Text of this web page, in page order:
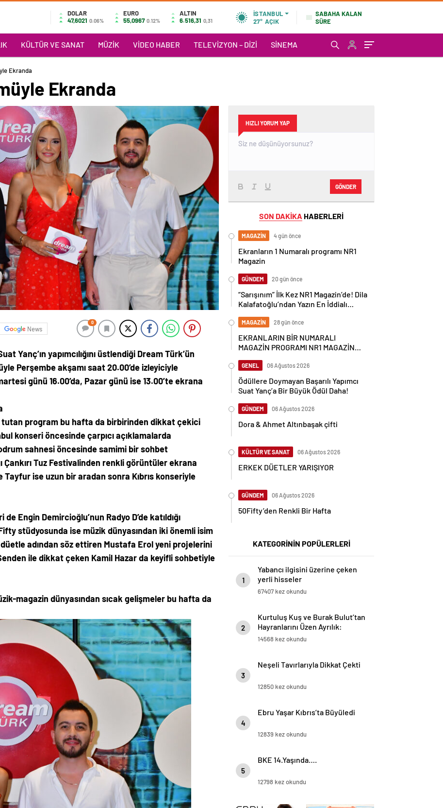
DOLAR
47,6021 0.06%
EURO
55,0967 0.12%
ALTIN
6.516,31 0,31
İSTANBUL
27° AÇIK
SABAHA KALAN
SÜRE
KÜLTÜR VE SANAT MÜZIK VIDEO HABER TELEVIZYON – DIZI SINEMA
Ekranda
Ekranda
News
0
Yanç’ın yapımcılığını üstlendiği Dream Türk’ün
Perşembe akşamı saat 20.00’de izleyiciyle
günü 16.00’da, Pazar günü ise 13.00’te ekrana
tutan program bu hafta da birbirinden dikkat çekici
konseri öncesinde çarpıcı açıklamalarda
sahnesi öncesinde samimi bir sohbet
Çankırı Tuz Festivalinden renkli görüntüler ekrana
Tayfur ise uzun bir aradan sonra Kıbrıs konseriyle
Engin Demircioğlu’nun Radyo D’de katıldığı
stüdyosunda ise müzik dünyasından iki önemli isim
düetle adından söz ettiren Mustafa Erol yeni projelerini
ile dikkat çeken Kamil Hazar da keyifli sohbetiyle
magazin dünyasından sıcak gelişmeler bu hafta da
HIZLI YORUM YAP
GÖNDER
SON DAKİKA HABERLERİ
MAGAZİN 4 gün önce
Ekranların 1 Numaralı programı NR1
Magazin
GÜNDEM 20 gün önce
“Sarışınım” İlk Kez NR1 Magazin’de! Dila
Kalafatoğlu’ndan Yazın En İddialı
MAGAZİN 28 gün önce
EKRANLARIN BİR NUMARALI
MAGAZİN PROGRAMI NR1 MAGAZİN
GENEL 06 Ağustos 2026
Ödüllere Doymayan Başarılı Yapımcı
Suat Yanç’a Bir Büyük Ödül Daha!
GÜNDEM 06 Ağustos 2026
Dora & Ahmet Altınbaşak çifti
KÜLTÜR VE SANAT 06 Ağustos 2026
ERKEK DÜETLER YARIŞIYOR
GÜNDEM 06 Ağustos 2026
50Fifty’den Renkli Bir Hafta
KATEGORİNİN POPÜLERLERİ
1
Yabancı ilgisini üzerine çeken
yerli hisseler
67407 kez okundu
2
Kurtuluş Kuş ve Burak Bulut’tan
Hayranlarını Üzen Ayrılık:
“Birlikte Son Sahnede, Son
14568 kez okundu
3
Neşeli Tavırlarıyla Dikkat Çekti
12850 kez okundu
4
Ebru Yaşar Kıbrıs’ta Büyüledi
12839 kez okundu
5
BKE 14.Yaşında….
12798 kez okundu